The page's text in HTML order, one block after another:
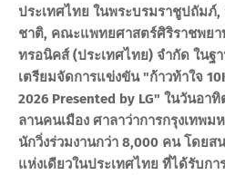
ประเทศไทย ในพระบรมราชูปถัมภ์
ชาติ, คณะแพทยศาสตร์ศิริราชพยา
ทรอนิคส์ (ประเทศไทย) จำกัด ในฐ
เตรียมจัดการแข่งขัน "ก้าวท้าใจ
2026 Presented by LG" ในวันอา
ลานคนเมือง ศาลาว่าการกรุงเทพ
นักวิ่งร่วมงานกว่า 8,000 คน โดยส
แห่งเดียวในประเทศไทย ที่ได้รับกา